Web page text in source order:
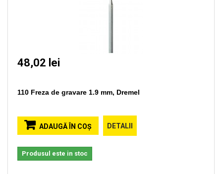
48,02 lei
110 Freza de gravare 1.9 mm, Dremel
ADAUGĂ ÎN COŞ DETALII
Produsul este in stoc